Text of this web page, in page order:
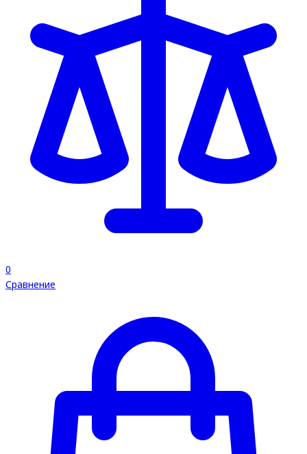
0
Сравнение